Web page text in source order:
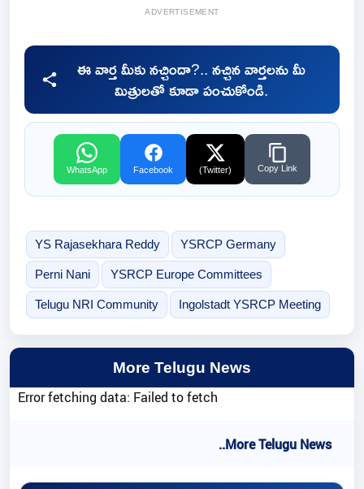
ADVERTISEMENT
ఈ వార్త మీకు నచ్చిందా?.. నచ్చిన వార్తలను మీ
మిత్రులతో కూడా పంచుకోండి.
WhatsApp Facebook (Twitter) Copy Link
YS Rajasekhara Reddy YSRCP Germany
Perni Nani YSRCP Europe Committees
Telugu NRI Community Ingolstadt YSRCP Meeting
More Telugu News
Error fetching data: Failed to fetch
..More Telugu News